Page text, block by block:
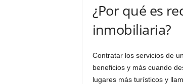
¿Por qué es
inmobiliaria?
Contratar los servicios de
beneficios y más cuando
lugares más turísticos y